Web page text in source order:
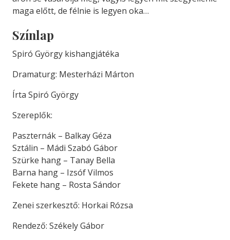
maga előtt, de félnie is legyen oka…
Színlap
Spiró György kishangjátéka
Dramaturg: Mesterházi Márton
Írta Spiró György
Szereplők:
Paszternák – Balkay Géza
Sztálin – Mádi Szabó Gábor
Szürke hang – Tanay Bella
Barna hang – Izsóf Vilmos
Fekete hang – Rosta Sándor
Zenei szerkesztő: Horkai Rózsa
Rendező: Székely Gábor